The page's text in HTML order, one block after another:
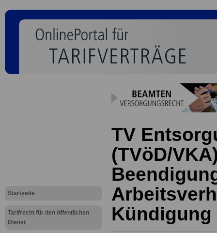
Startseite
Tarifrecht für den öffentlichen
Dienst
TV
(TVöD/
Kündigung